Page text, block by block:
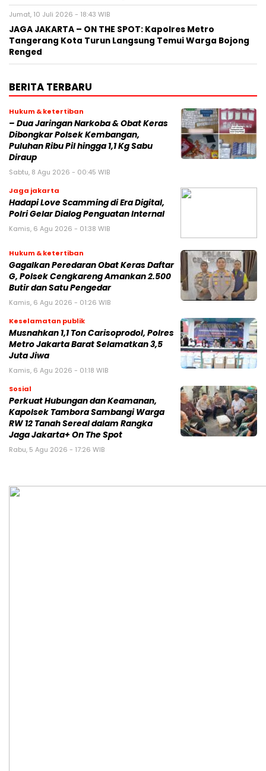
Jumat, 10 Juli 2026 - 18:43 WIB
JAGA JAKARTA – ON THE SPOT: Kapolres Metro
Tangerang Kota Turun Langsung Temui Warga Bojong
Renged
BERITA TERBARU
Hukum & ketertiban
– Dua Jaringan Narkoba & Obat Keras
Dibongkar Polsek Kembangan,
Puluhan Ribu Pil hingga 1,1 Kg Sabu
Diraup
Sabtu, 8 Agu 2026 - 00:45 WIB
Jaga jakarta
Hadapi Love Scamming di Era Digital,
Polri Gelar Dialog Penguatan Internal
Kamis, 6 Agu 2026 - 01:38 WIB
Hukum & ketertiban
Gagalkan Peredaran Obat Keras Daftar
G, Polsek Cengkareng Amankan 2.500
Butir dan Satu Pengedar
Kamis, 6 Agu 2026 - 01:26 WIB
Keselamatan publik
Musnahkan 1,1 Ton Carisoprodol, Polres
Metro Jakarta Barat Selamatkan 3,5
Juta Jiwa
Kamis, 6 Agu 2026 - 01:18 WIB
Sosial
Perkuat Hubungan dan Keamanan,
Kapolsek Tambora Sambangi Warga
RW 12 Tanah Sereal dalam Rangka
Jaga Jakarta+ On The Spot
Rabu, 5 Agu 2026 - 17:26 WIB